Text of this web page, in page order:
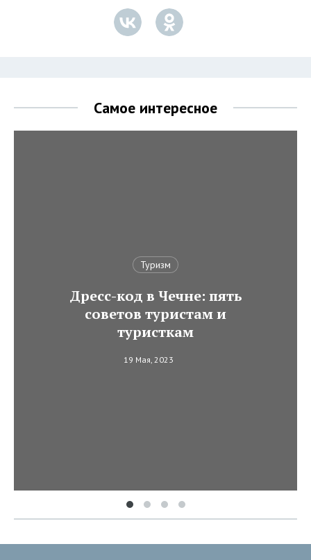
Самое интересное
Туризм
Дресс-код в Чечне: пять
советов туристам и
туристкам
19 Мая, 2023